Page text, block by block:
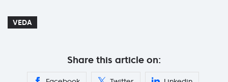
VEDA
Share this article on: